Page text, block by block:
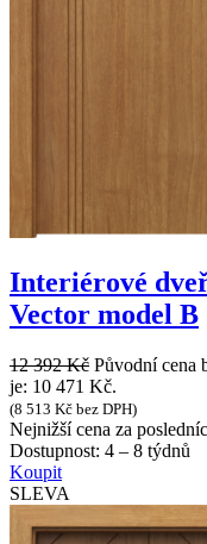
Interiérové
Vector model B
12 392Kč Původní cena
je: 10 471 Kč.
(8 513 Kč bez DPH)
Nejnižší cena za
Dostupnost: 4 – 8 týdnů
Koupit
SLEVA